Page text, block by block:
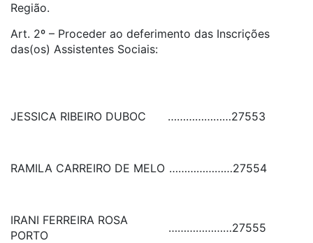
Região.
Art. 2º – Proceder ao deferimento das Inscrições
das(os) Assistentes Sociais:
JESSICA RIBEIRO DUBOC …………………27553
RAMILA CARREIRO DE MELO …………………27554
IRANI FERREIRA ROSA
PORTO
…………………27555